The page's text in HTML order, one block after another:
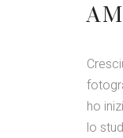
ho
lo